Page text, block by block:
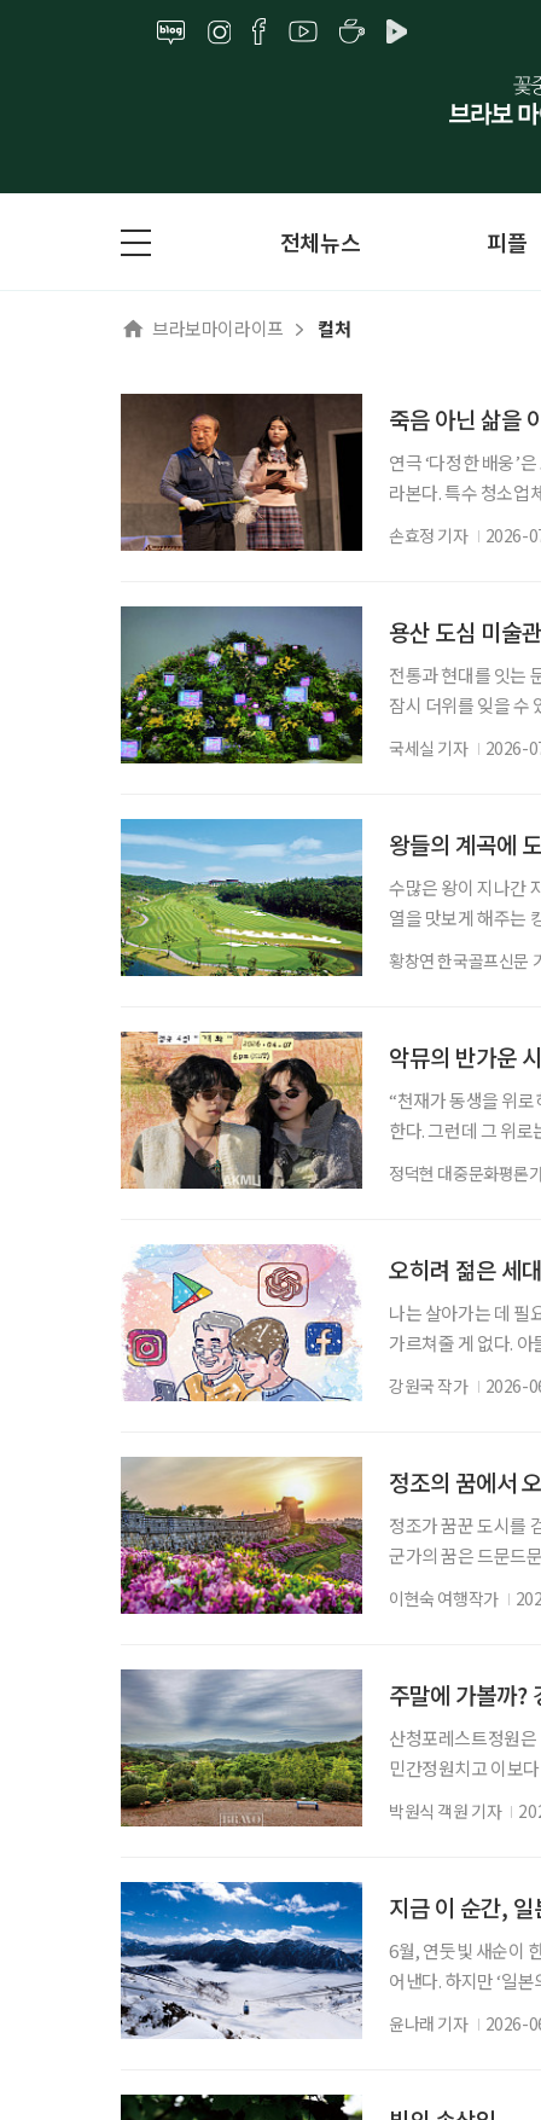
전체뉴스 피플
브라보마이라이프 컬처
죽음 아닌 삶을
연극 ‘다정한 배웅’
라본다. 특수 청소업
다. 관객은 ‘나는 어
스로에게 묻게 된다.
손효정 기자 2026-
용산 도심 미술
전통과 현대를 잇는
잠시 더위를 잊을 수
바깥의 소란과 열
찾은 곳은 서울 용
국세실 기자 2026-
왕들의 계곡에
수많은 왕이 지나간
열을 맛보게 해주는
쟁이 끊이지 않았다.
문이었다. 그래서
황창연 한국골프신문
악뮤의 반가운
“천재가 동생을 위로
한다. 그런데 그 위
우리 모두의 가슴
닭을 살펴본다. 슬
정덕현 대중문화평론
오히려 젊은 세
나는 살아가는 데 필
가르쳐줄 게 없다.
서글프게도 아들은
듣도 보도 못한 제
강원국 작가 2026-
정조의 꿈에서
정조가 꿈꾼 도시를
군가의 꿈은 드문드
히 굳건하다. 그 안
만나고 또 다른 계
이현숙 여행작가
주말에 가볼까?
산청포레스트정원
민간정원치고 이보
규모 하나로 존재
느 정원에서 쉽사
박원식 객원 기자
지금 이 순간,
6월, 연둣빛 새순이
어낸다. 하지만 ‘일
기다리고 있다. 해
트’. 일 년 중 절반
윤나래 기자 2026-